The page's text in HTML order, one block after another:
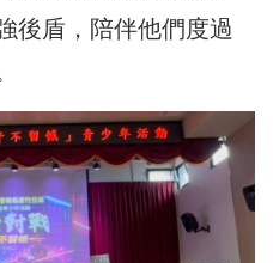
後盾，陪伴他們度過